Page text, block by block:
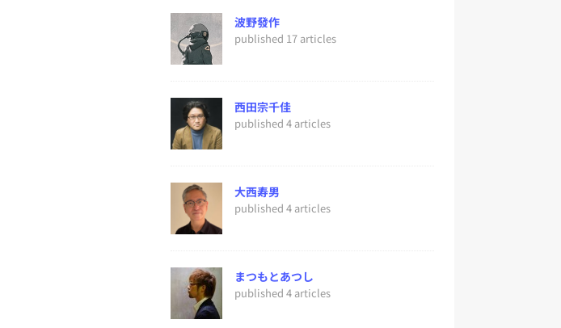
波野發作
published 17 articles
西田宗千佳
published 4 articles
大西寿男
published 4 articles
まつもとあつし
published 4 articles